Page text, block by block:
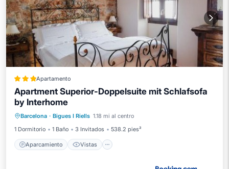
Apartamento
Apartment Superior-Doppelsuite mit Schlafsofa
by Interhome
Barcelona · Bigues I Riells 1.18 mi al centro
1 Dormitorio
1 Baño 3 Invitados 538.2 pies²
Aparcamiento Vistas
Aparcamiento
Aire acondicionado
Internet